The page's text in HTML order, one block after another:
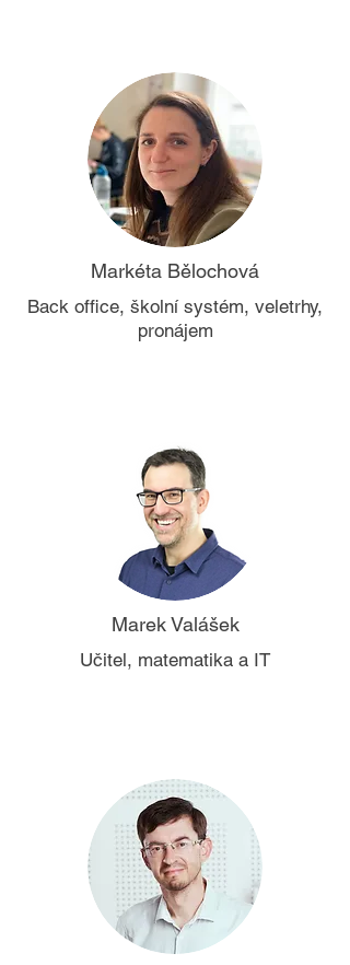
Markéta Bělochová
Back office, školní systém, veletrhy,
pronájem
Marek Valášek
Učitel, matematika a IT